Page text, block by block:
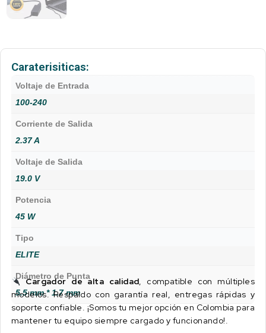
Caraterisiticas:
Voltaje de Entrada
100-240
Corriente de Salida
2.37 A
Voltaje de Salida
19.0 V
Potencia
45 W
Tipo
ELITE
Diámetro de Punta
5.5 mm * 1.7 mm
Cargador de alta calidad, compatible con múltiples
modelos. Respaldo con garantía real, entregas rápidas y
soporte confiable. ¡Somos tu mejor opción en Colombia para
mantener tu equipo siempre cargado y funcionando!.